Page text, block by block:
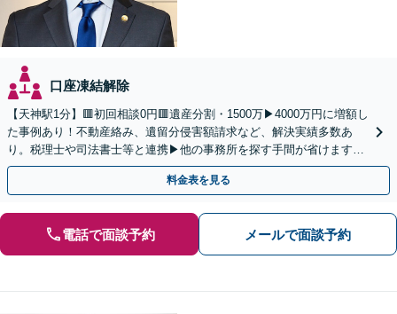
口座凍結解除
【天神駅1分】🟥初回相談0円🟥遺産分割・1500万▶4000万円に増額し
た事例あり！不動産絡み、遺留分侵害額請求など、解決実績多数あ
り。税理士や司法書士等と連携▶他の事務所を探す手間が省けます！
不動産会社と連携し無料査定&財産調査も◎
料金表を見る
電話で面談予約 メールで面談予約